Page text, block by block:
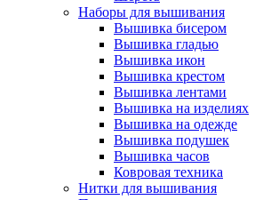
Наборы для вышивания
Вышивка бисером
Вышивка гладью
Вышивка икон
Вышивка крестом
Вышивка лентами
Вышивка на изделиях
Вышивка на одежде
Вышивка подушек
Вышивка часов
Ковровая техника
Нитки для вышивания